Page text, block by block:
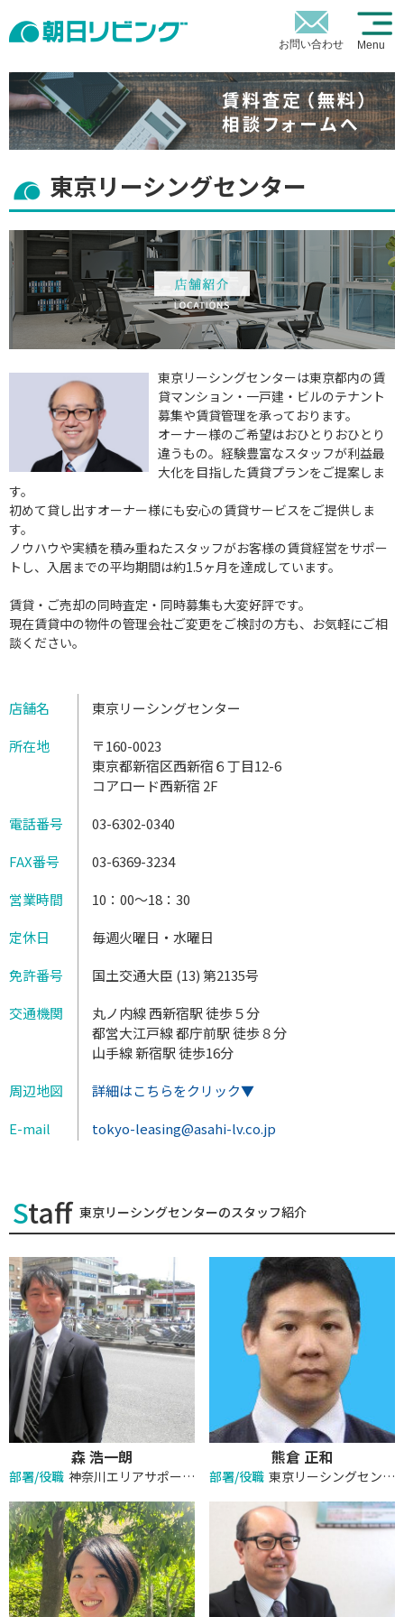
お問い合わせ Menu
東京リーシングセンター
東京リーシングセンターは東京都内の賃
貸マンション・一戸建・ビルのテナント
募集や賃貸管理を承っております。
オーナー様のご希望はおひとりおひとり
違うもの。経験豊富なスタッフが利益最
大化を目指した賃貸プランをご提案しま
す。
初めて貸し出すオーナー様にも安心の賃貸サービスをご提供しま
す。
ノウハウや実績を積み重ねたスタッフがお客様の賃貸経営をサポー
トし、入居までの平均期間は約1.5ヶ月を達成しています。
賃貸・ご売却の同時査定・同時募集も大変好評です。
現在賃貸中の物件の管理会社ご変更をご検討の方も、お気軽にご相
談ください。
店舗名
東京リーシングセンター
所在地
〒160-0023
東京都新宿区西新宿６丁目12-6
コアロード西新宿 2F
電話番号
03-6302-0340
FAX番号
03-6369-3234
営業時間
10：00～18：30
定休日
毎週火曜日・水曜日
免許番号
国土交通大臣 (13) 第2135号
交通機関
丸ノ内線 西新宿駅 徒歩５分
都営大江戸線 都庁前駅 徒歩８分
山手線 新宿駅 徒歩16分
周辺地図
詳細はこちらをクリック▼
E-mail
tokyo-leasing@asahi-lv.co.jp
Staff 東京リーシングセンターのスタッフ紹介
森 浩一朗
部署/役職 神奈川エリアサポート部
熊倉 正和
部署/役職 東京リーシングセンター